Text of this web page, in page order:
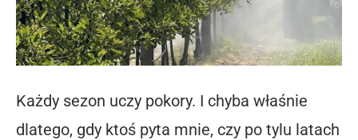
Każdy sezon uczy pokory. I chyba właśnie
dlatego, gdy ktoś pyta mnie, czy po tylu latach